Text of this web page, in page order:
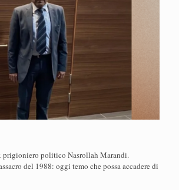
prigioniero politico Nasrollah Marandi.
del 1988: oggi temo che possa accadere di